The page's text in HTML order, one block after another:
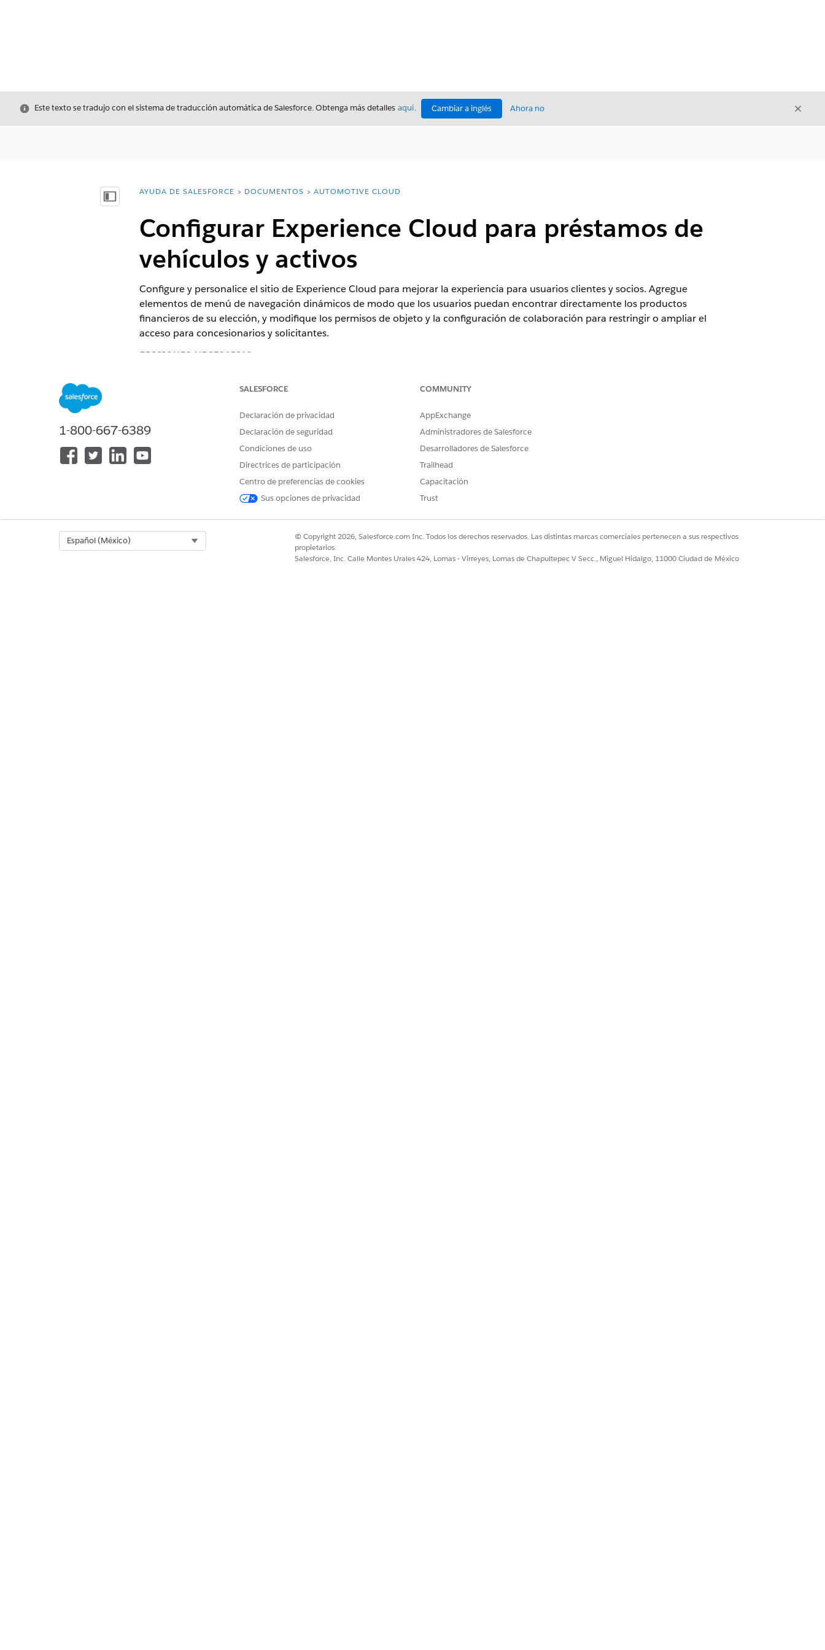
Cerrar
Este texto se tradujo con el sistema de traducción automática de Salesforce. Obtenga más detalles aquí. Cambiar a inglés Ahora no Cerrar
Mostrar índice de materias
Usted está aquí:
AYUDA DE SALESFORCE DOCUMENTOS AUTOMOTIVE CLOUD
Configurar Experience Cloud para préstamos de
vehículos y activos
Configure y personalice el sitio de Experience Cloud para mejorar la experiencia para usuarios clientes y socios. Agregue
elementos de menú de navegación dinámicos de modo que los usuarios puedan encontrar directamente los productos
financieros de su elección, y modifique los permisos de objeto y la configuración de colaboración para restringir o ampliar el
acceso para concesionarios y solicitantes.
EDICIONES NECESARIAS
Disponible en: Lightning Experience
Configure sitios de Experience Cloudpara sus usuarios clientesysocios. Asegúrese de crear dos sitios separados para
concesionarios y clientes y asígneles los conjuntos de permisos requeridos. Utilice reglas de colaboración para modificar el
objeto y registrar el acceso a clientes y concesionarios.
Los temas vinculados aquí explican cómo se pueden personalizar sitios de Experience Cloud para Financiación
Automotive Cloud. Asegúrese de asignar los permisos de usuario específicos de Automotive Cloud únicamente
Agregue productos específicos de Automoción como elementos de menú en la barra de navegación. ConsulteConfigurar el menú de
1-800-667-6389
SALESFORCE
Declaración de privacidad
Declaración de seguridad
Condiciones de uso
Directrices de participación
Centro de preferencias de cookies
Sus opciones de privacidad
COMMUNITY
AppExchange
Administradores de Salesforce
Desarrolladores de Salesforce
Trailhead
Capacitación
Trust
Español (México)
© Copyright 2026, Salesforce.com Inc. Todos los derechos reservados. Las distintas marcas comerciales pertenecen a sus respectivos
propietarios.
Salesforce, Inc. Calle Montes Urales 424, Lomas - Virreyes, Lomas de Chapultepec V Secc., Miguel Hidalgo, 11000 Ciudad de México